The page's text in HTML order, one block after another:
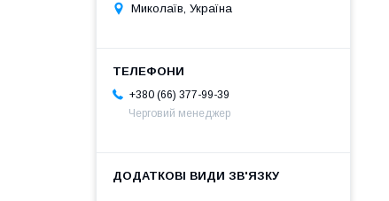
Миколаїв, Україна
+380 (66) 377-99-39
Черговий менеджер